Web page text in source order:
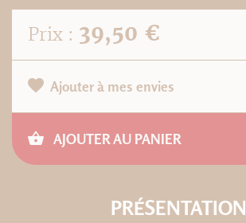
Prix : 39,50 €
Ajouter à mes envies
AJOUTER AU PANIER
PRÉSENTATION